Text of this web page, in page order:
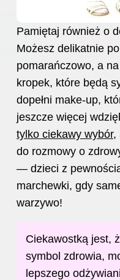
Pamiętaj również o
Możesz delikatnie
pomarańczowo, a
kropek, które będą
dopełni make-up,
jeszcze więcej
tylko ciekawy wybór,
do rozmowy o
— dzieci z
marchewki, gdy
warzywo!
Ciekawostką jest,
symbol zdrowia,
lepszego